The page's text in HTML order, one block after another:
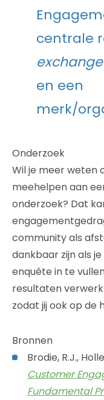
centrale
exchange
en een
merk/
Onderzoek
Wil je meer weten
meehelpen aan
onderzoek? Dat
community als
dankbaar zijn als
enquête in te
resultaten
zodat jij ook op de
Bronnen
Brodie, R.J.,
Customer
Fundamental